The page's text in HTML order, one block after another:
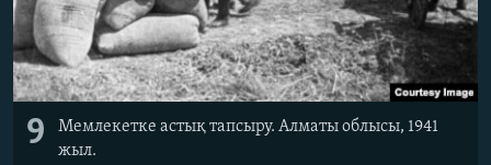
9
Мемлекетке астық тапсыру. Алматы облысы, 1941
жыл.